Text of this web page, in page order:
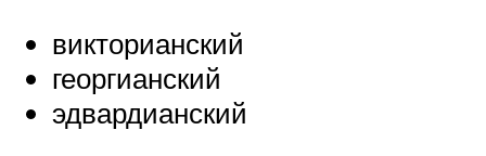
викторианский
георгианский
эдвардианский